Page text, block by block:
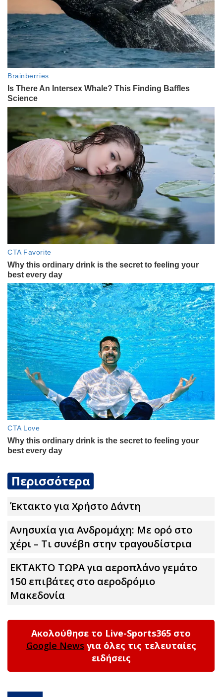
Περισσότερα
Έκτακτο για Χρήστο Δάντη
Ανησυxία για Ανδρομάχη: Με ορό στο
χέρι – Τι συνέβn στην τραγουδίστρια
ΕΚΤΑΚΤΟ ΤΩΡΑ για αεροπλάνο γεμάτο
150 επιβάτες στο αεροδρόμιο
Μακεδονία
Ακολούθησε το Live-Sports365 στο
Google News για όλες τις τελευταίες
ειδήσεις